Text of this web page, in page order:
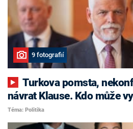
9 fotografií
Turkova pomsta, nekonfliktní Havlíček i
návrat Klause. Kdo může
Téma: Politika